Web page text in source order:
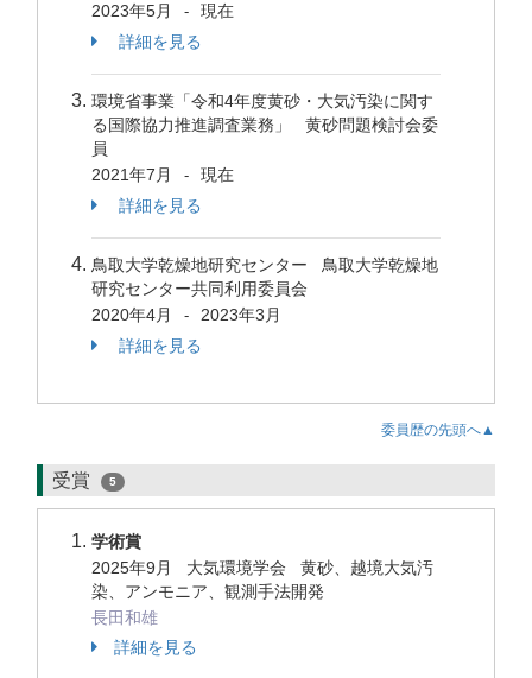
2023年5月
-
現在
詳細を見る
環境省事業「令和4年度黄砂・大気汚染に関す
る国際協力推進調査業務」 黄砂問題検討会委
員
2021年7月
-
現在
詳細を見る
鳥取大学乾燥地研究センター 鳥取大学乾燥地
研究センター共同利用委員会
2020年4月
-
2023年3月
詳細を見る
委員歴の先頭へ▲
受賞 5
学術賞
2025年9月 大気環境学会 黄砂、越境大気汚
染、アンモニア、観測手法開発
長田和雄
詳細を見る